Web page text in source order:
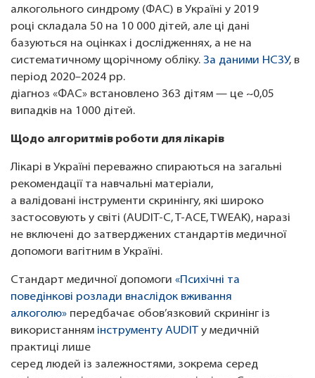
алкогольного синдрому (ФАС) в Україні у 2019
році складала 50 на 10 000 дітей, але ці дані
базуються на оцінках і дослідженнях, а не на
систематичному щорічному обліку. За даними НСЗУ, в
період 2020–2024 рр.
діагноз «ФАС» встановлено 363 дітям — це ~0,05
випадків на 1000 дітей.
Щодо алгоритмів роботи для лікарів
Лікарі в Україні переважно спираються на загальні
рекомендації та навчальні матеріали,
а валідовані інструменти скринінгу, які широко
застосовують у світі (AUDIT-C, T-ACE, TWEAK), наразі
не включені до затверджених стандартів медичної
допомоги вагітним в Україні.
Стандарт медичної допомоги «Психічні та
поведінкові розлади внаслідок вживання
алкоголю» передбачає обов’язковий скринінг із
використанням інструменту AUDIT у медичній
практиці лише
серед людей із залежностями, зокрема серед